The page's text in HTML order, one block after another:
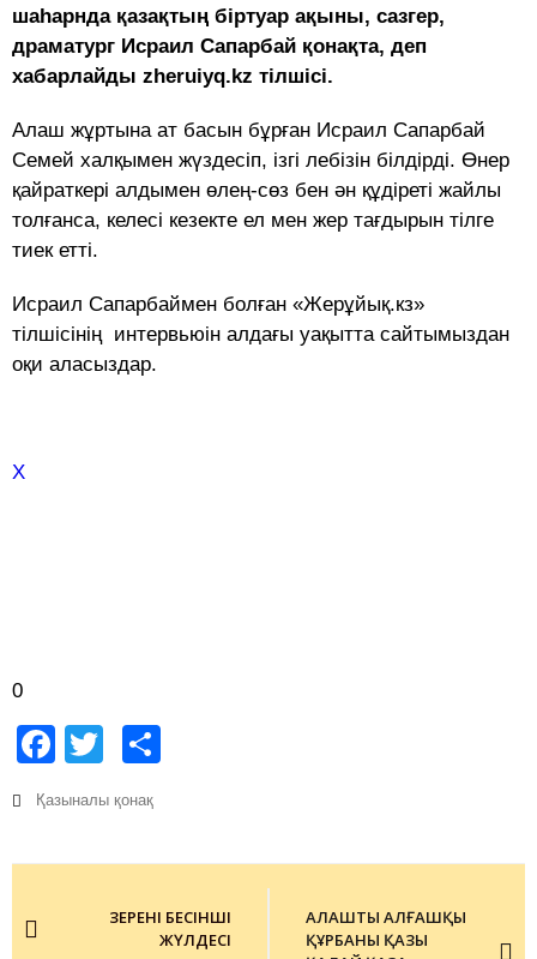
шаһарнда қазақтың біртуар ақыны, сазгер,
драматург Исраил Сапарбай қонақта, деп
хабарлайды zheruiyq.kz тілшісі.
Алаш жұртына ат басын бұрған Исраил Сапарбай
Семей халқымен жүздесіп, ізгі лебізін білдірді. Өнер
қайраткері алдымен өлең-сөз бен ән құдіреті жайлы
толғанса, келесі кезекте ел мен жер тағдырын тілге
тиек етті.
Исраил Сапарбаймен болған «Жерұйық.кз»
тілшісінің интервьюін алдағы уақытта сайтымыздан
оқи аласыздар.
X
0
Facebook
Twitter
Қазыналы қонақ
navigationЗЕРЕНІҢ БЕСІНШІ
ЖҮЛДЕСІ
АЛАШТЫҢ АЛҒАШҚЫ
ҚҰРБАНЫ ҚАЗЫ